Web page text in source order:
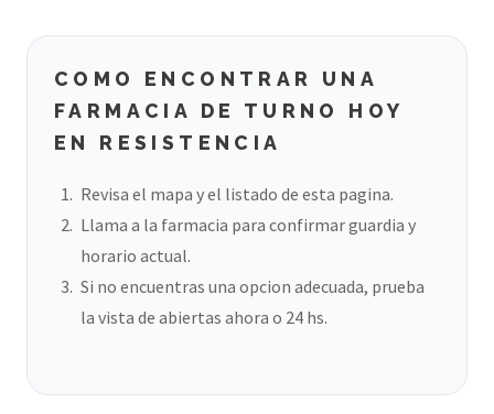
COMO ENCONTRAR UNA
FARMACIA DE TURNO HOY
EN RESISTENCIA
Revisa el mapa y el listado de esta pagina.
Llama a la farmacia para confirmar guardia y
horario actual.
Si no encuentras una opcion adecuada, prueba
la vista de abiertas ahora o 24 hs.